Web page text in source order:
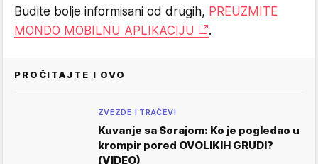
Budite bolje informisani od drugih, PREUZMITE
MONDO MOBILNU APLIKACIJU
.
PROČITAJTE I OVO
ZVEZDE I TRAČEVI
Kuvanje sa Sorajom: Ko je pogledao u
krompir pored OVOLIKIH GRUDI?
(VIDEO)